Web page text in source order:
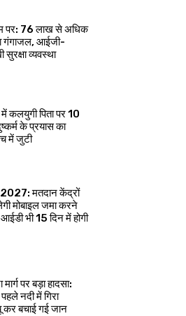
पर: 76 लाख से अधिक
गंगाजल, आईजी-
व्यवस्था
कलयुगी पिता पर 10
के प्रयास का
में जुटी
2027: मतदान केंद्रों
मोबाइल जमा करने
भी 15 दिन में होगी
पर बड़ा हादसा:
नदी में गिरा
कर बचाई गई जान